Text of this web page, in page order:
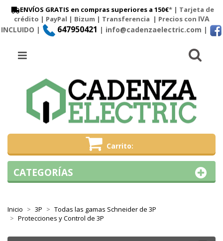
ENVÍOS GRATIS en compras superiores a 150€* | Tarjeta de
crédito | PayPal | Bizum | Transferencia | Precios con IVA
INCLUIDO |
647950421 | info@cadenzaelectric.com |
Carrito
Menú
Inicio 3P
Todas las gamas Schneider de 3P
Protecciones y Control de 3P
CATEGORÍAS